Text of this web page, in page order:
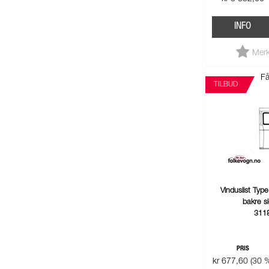
INFO
TILBUD
Vinduslist
bakre
PRIS
kr 677,60 (30